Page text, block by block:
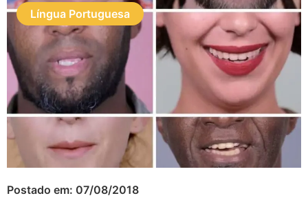
Língua Portuguesa
Postado em: 07/08/2018